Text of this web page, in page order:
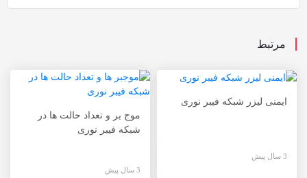
مرتبط
ایمنی لیزر شبکه فیبر نوری
3 سال پیش
موج بر و تعداد حالت ها در
شبکه فیبر نوری
3 سال پیش